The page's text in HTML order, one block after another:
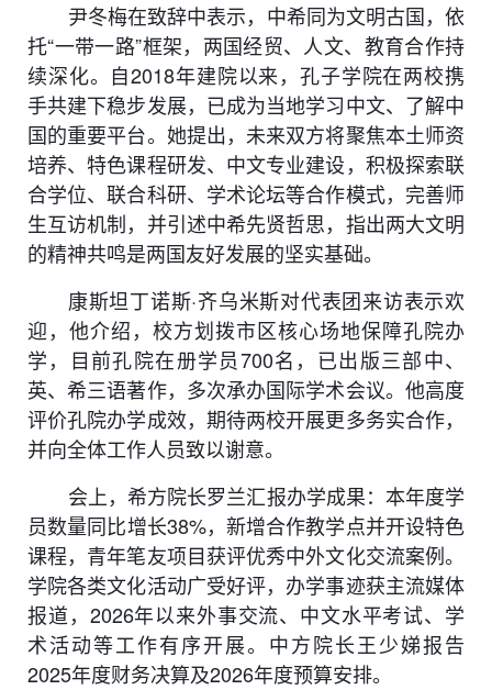
尹冬梅在致辞中表示，中希同为文明古国，依
托“一带一路”框架，两国经贸、人文、教育合作持
续深化。自2018年建院以来，孔子学院在两校携
手共建下稳步发展，已成为当地学习中文、了解中
国的重要平台。她提出，未来双方将聚焦本土师资
培养、特色课程研发、中文专业建设，积极探索联
合学位、联合科研、学术论坛等合作模式，完善师
生互访机制，并引述中希先贤哲思，指出两大文明
的精神共鸣是两国友好发展的坚实基础。
康斯坦丁诺斯·齐乌米斯对代表团来访表示欢
迎，他介绍，校方划拨市区核心场地保障孔院办
学，目前孔院在册学员700名，已出版三部中、
英、希三语著作，多次承办国际学术会议。他高度
评价孔院办学成效，期待两校开展更多务实合作，
并向全体工作人员致以谢意。
会上，希方院长罗兰汇报办学成果：本年度学
员数量同比增长38%，新增合作教学点并开设特色
课程，青年笔友项目获评优秀中外文化交流案例。
学院各类文化活动广受好评，办学事迹获主流媒体
报道，2026年以来外事交流、 中文水平考试、学
术活动等工作有序开展。中方院长王少娣报告
2025年度财务决算及2026年度预算安排。